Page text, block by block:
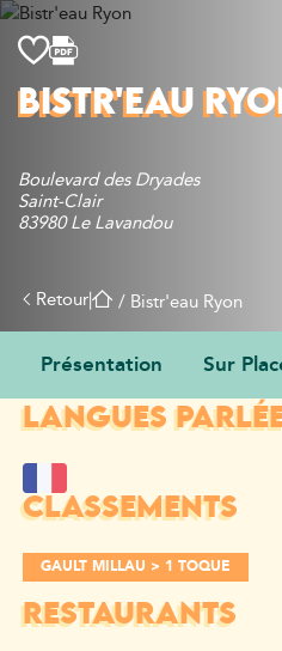
Découvrir
Que faire
Où dormir
Agenda
BISTR'EAU
Boulevard des Dryades
Saint-Clair
83980 Le Lavandou
Retour| / Bistr'eau Ryon
Présentation Sur
LANGUES
CLASSEMENTS
GAULT MILLAU > 1 TOQUE
RESTAURANTS